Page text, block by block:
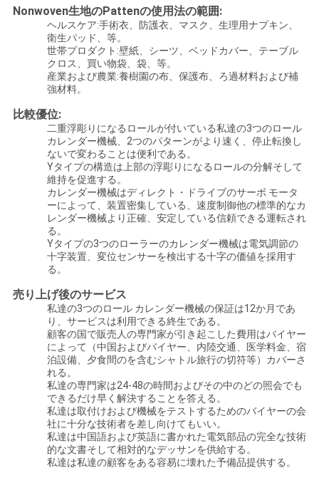
い
を
い
PRIVACY
POLICY
Nonwoven生地のPattenの使用法の範囲:
ヘルスケア:手術衣、防護衣、マスク、生理用ナプキン、
衛生パッド、等。
世帯プロダクト:壁紙、シーツ、ベッドカバー、テーブル
クロス、買い物袋、袋、等。
産業および農業:養樹園の布、保護布、ろ過材料および補
強材料。
比較優位:
二重浮彫りになるロールが付いている私達の3つのロール
カレンダー機械、2つのパターンがより速く、停止転換し
ないで変わることは便利である。
Yタイプの構造は上部の浮彫りになるロールの分解そして
維持を促進する。
カレンダー機械はディレクト・ドライブのサーボ モータ
ーによって、装置密集している、速度制御他の標準的なカ
レンダー機械より正確、安定している信頼できる運転され
る。
Yタイプの3つのローラーのカレンダー機械は電気調節の
十字装置、変位センサーを検出する十字の価値を採用す
る。
売り上げ後のサービス
私達の3つのロール カレンダー機械の保証は12か月であ
り、サービスは利用できる終生である。
顧客の国で販売人の専門家が引き起こした費用はバイヤー
によって（中国およびバイヤー、内陸交通、医学料金、宿
泊設備、夕食間のを含むシャトル旅行の切符等）カバーさ
れる。
私達の専門家は24-48の時間およびその中のどの照会でも
できるだけ早く解決することを答える。
私達は取付けおよび機械をテストするためのバイヤーの会
社に十分な技術者を差し向けてもいい。
私達は中国語および英語に書かれた電気部品の完全な技術
的な文書そして相対的なデッサンを供給する。
私達は私達の顧客をある容易に壊れた予備品提供する。